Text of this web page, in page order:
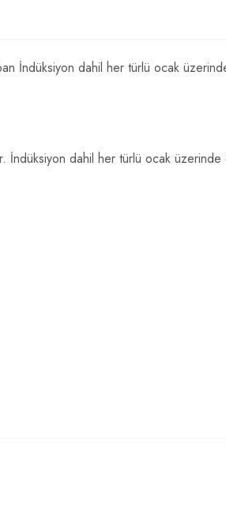
İndüksiyon dahil her türlü ocak
İndüksiyon dahil her türlü ocak üzerinde